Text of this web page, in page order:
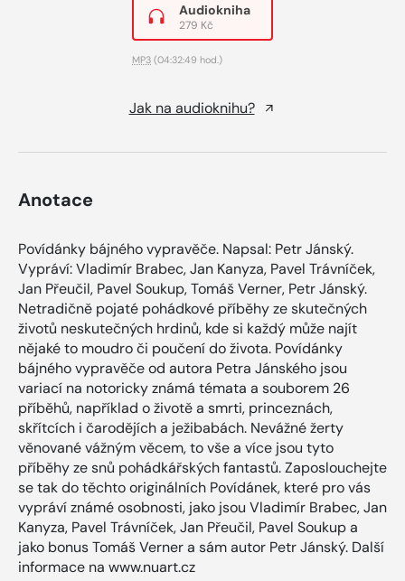
Audiokniha
279 Kč
MP3 (04:32:49 hod.)
Jak na audioknihu?
Anotace
Povídánky bájného vypravěče. Napsal: Petr Jánský.
Vypráví: Vladimír Brabec, Jan Kanyza, Pavel Trávníček,
Jan Přeučil, Pavel Soukup, Tomáš Verner, Petr Jánský.
Netradičně pojaté pohádkové příběhy ze skutečných
životů neskutečných hrdinů, kde si každý může najít
nějaké to moudro či poučení do života. Povídánky
bájného vypravěče od autora Petra Jánského jsou
variací na notoricky známá témata a souborem 26
příběhů, například o životě a smrti, princeznách,
skřítcích i čarodějích a ježibabách. Nevážné žerty
věnované vážným věcem, to vše a více jsou tyto
příběhy ze snů pohádkářských fantastů. Zaposlouchejte
se tak do těchto originálních Povídánek, které pro vás
vypráví známé osobnosti, jako jsou Vladimír Brabec, Jan
Kanyza, Pavel Trávníček, Jan Přeučil, Pavel Soukup a
jako bonus Tomáš Verner a sám autor Petr Jánský. Další
informace na www.nuart.cz